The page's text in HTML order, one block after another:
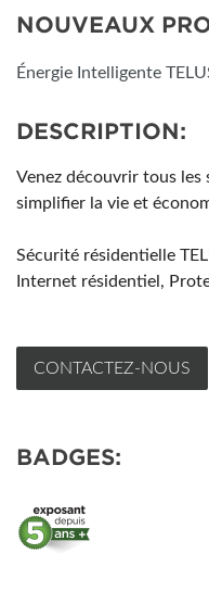
NOUVEAUX
Énergie Intelligente
DESCRIPTION:
Venez découvrir tous les
simplifier la vie et
Sécurité résidentielle
Internet résidentiel,
CONTACTEZ-NOUS
BADGES: